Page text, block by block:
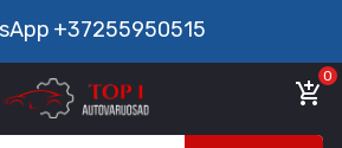
+37255950515
add_shopping_cart
0